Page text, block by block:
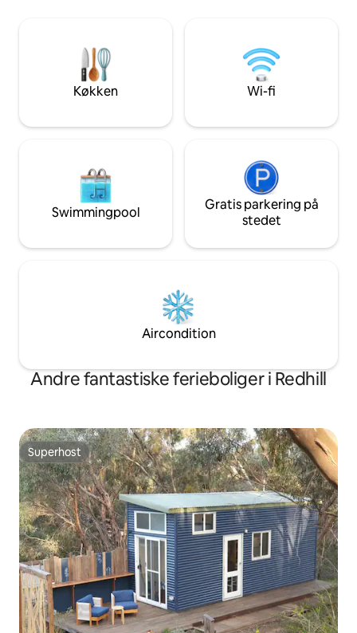
et spilrum og flere opholdsområder.
Vandre-/cykelstierne starter ved
hovedporten, og Riesling-stien og
hotellet ligger i nærheden.
børn. Kæledyr på
til stjernekiggeri
perfekte sted at
Køkken Wi-fi
Swimmingpool
Gratis parkering på
stedet
Aircondition
Andre fantastiske ferieboliger i Redhill
Superhost
Superhost